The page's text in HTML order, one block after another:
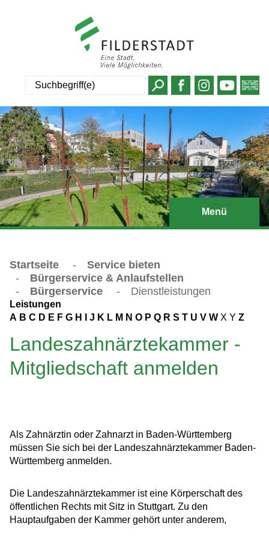
Menü
Startseite -
Service bieten
-
Bürgerservice & Anlaufstellen
-
Bürgerservice - Dienstleistungen
Leistungen
A B C D E F G H J K L M N O P Q R S T U V W X Y Z
Landeszahnärztekammer -
Mitgliedschaft anmelden
Als Zahnärztin oder Zahnarzt in Baden-Württemberg
müssen Sie sich bei der Landeszahnärztekammer Baden-
Württemberg anmelden.
Die Landeszahnärztekammer ist eine Körperschaft des
öffentlichen Rechts mit Sitz in Stuttgart. Zu den
Hauptaufgaben der Kammer gehört unter anderem,